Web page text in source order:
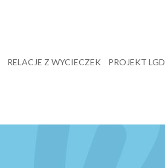
RELACJE Z WYCIECZEK PROJEKT LGD